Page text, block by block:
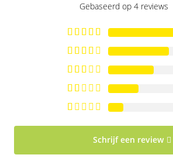
Gebaseerd op 4 reviews
Schrijf een review